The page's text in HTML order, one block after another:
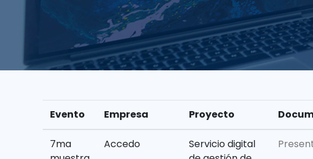
Evento Empresa Proyecto
7ma
Accedo
Servicio digital